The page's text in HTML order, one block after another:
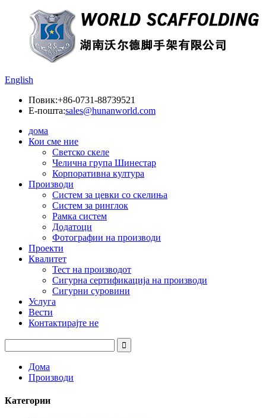
English
Повик:+86-0731-88739521
Е-пошта:sales@hunanworld.com
дома
Кои сме ние
Светско скеле
Челична група Шинестар
Корпоративна култура
Производи
Систем за цевки со скелиња
Систем за ринглок
Рамка систем
Додатоци
Фотографии на производи
Проекти
Квалитет
Тест на производот
Сигурна сертификација на производи
Сигурни суровини
Услуга
Вести
Контактирајте не
Дома
Производи
Категории